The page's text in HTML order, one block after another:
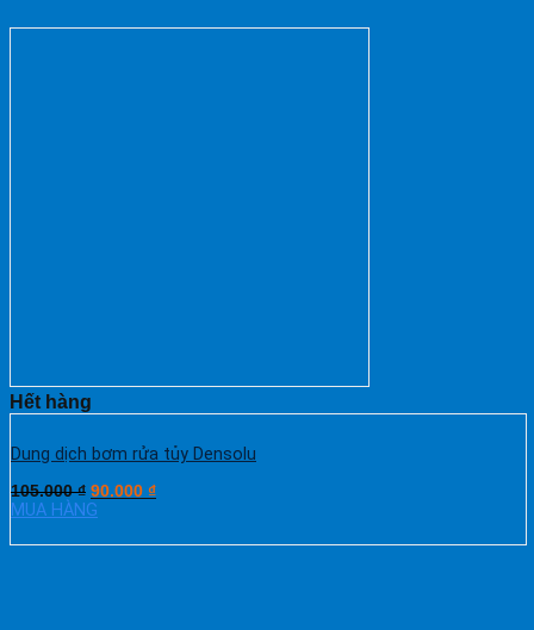
Hết hàng
Dung dịch bơm rửa tủy Densolu
105.000₫ 90.000 ₫
MUA HÀNG